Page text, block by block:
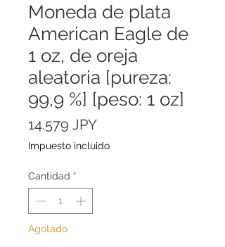
Moneda de plata
American Eagle de
1 oz, de oreja
aleatoria [pureza:
99,9 %] [peso: 1 oz]
14.579 JPYPrecio
Impuesto incluido
Cantidad *
Agotado